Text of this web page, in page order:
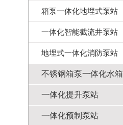
箱泵一体化地埋式泵站
一体化智能截流井泵站
地埋式一体化消防泵站
不锈钢箱泵一体化水箱
一体化提升泵站
一体化预制泵站